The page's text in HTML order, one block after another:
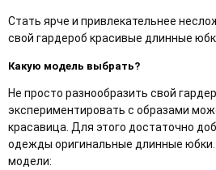
Стать ярче и привлекательнее
свой гардероб красивые длинные
Какую модель выбрать?
Не просто разнообразить свой
экспериментировать с образами
красавица. Для этого достаточно
одежды оригинальные длинные
модели: